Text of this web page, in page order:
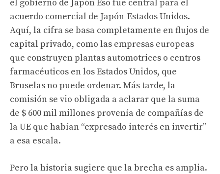
el gobierno de JapónEso fue central para el
acuerdo comercial de Japón-Estados Unidos.
Aquí, la cifra se basa completamente en flujos de
capital privado, como las empresas europeas
que construyen plantas automotrices o centros
farmacéuticos en los Estados Unidos, que
Bruselas no puede ordenar. Más tarde, la
comisión se vio obligada a aclarar que la suma
de $ 600 mil millones provenía de compañías de
la UE que habían “expresado interés en invertir”
a esa escala.
Pero la historia sugiere que la brecha es amplia.